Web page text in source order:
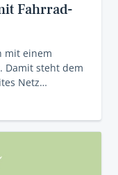
Fahrrad-
mit einem
Damit steht dem
Netz…